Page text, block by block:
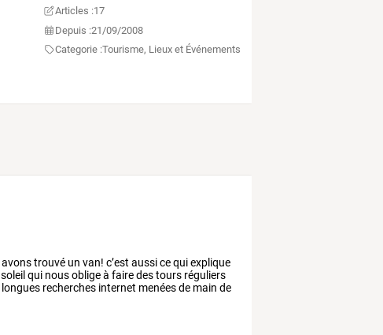
Articles :17
Depuis :21/09/2008
Categorie :Tourisme, Lieux et Événements
avonstrouvé un van! c’est aussicequiexplique
soleil qui nousobligeà fairedestours réguliers
longues recherches internet menéesde main de